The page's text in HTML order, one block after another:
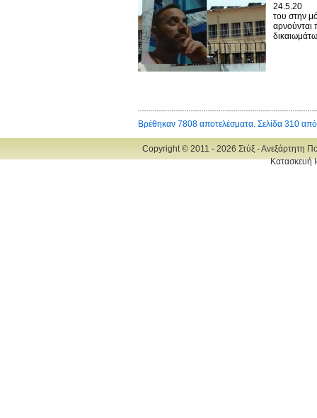
24.5.20
του στην
αρνούνται
Βρέθηκαν 7808 αποτελέσματα. Σελίδα 310
Copyright © 2011 - 2026 Στύξ - Ανεξάρτητη
Κατασκευή